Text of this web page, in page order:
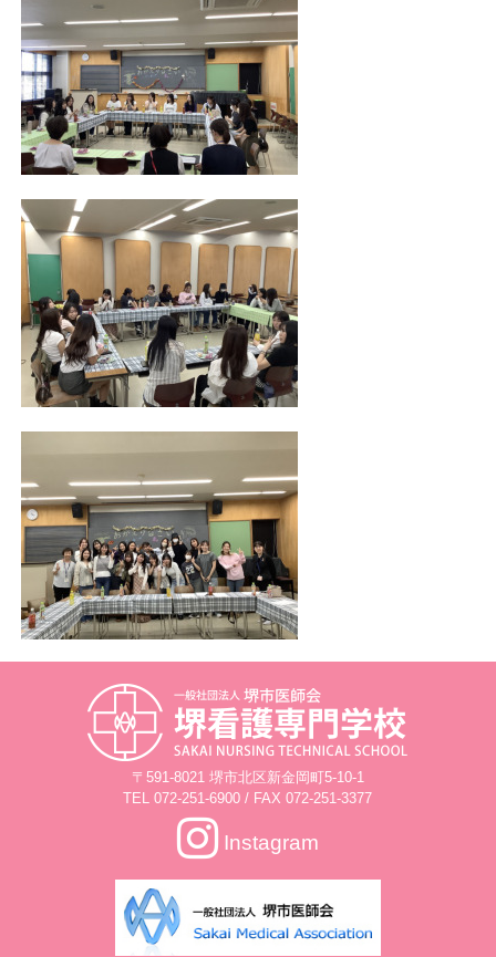
〒591-8021 堺市北区新金岡町5-10-1
TEL072-251-6900 / FAX 072-251-3377
Instagram